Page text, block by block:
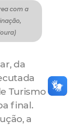
com a
da
Turismo
final.
a